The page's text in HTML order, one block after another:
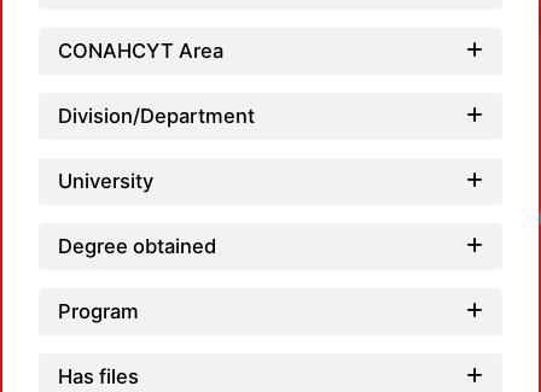
CONAHCYT Area
Division/Department
University
Degree obtained
Program
Has files